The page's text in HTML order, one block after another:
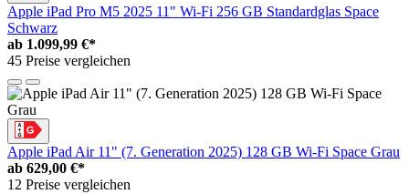
Apple iPad Pro M5 2025 11" Wi-Fi 256 GB Standardglas Space
Schwarz
ab 1.099,99 €*
45 Preise vergleichen
Apple iPad Air 11" (7. Generation 2025) 128 GB Wi-Fi Space Grau
ab 629,00 €*
12 Preise vergleichen